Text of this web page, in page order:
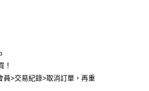
！
員>交易紀錄>取消訂單，再重